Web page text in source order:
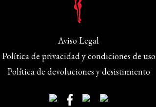
Aviso Legal
Política de privacidad y condiciones de uso
Política de devoluciones y desistimiento